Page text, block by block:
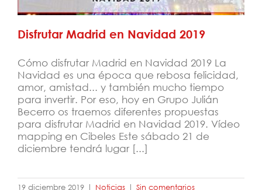
Disfrutar Madrid en Navidad 2019
Cómo disfrutar Madrid en Navidad 2019 La
Navidad es una época que rebosa felicidad,
amor, amistad... y también mucho tiempo
para invertir. Por eso, hoy en Grupo Julián
Becerro os traemos diferentes propuestas
para disfrutar Madrid en Navidad 2019. Vídeo
mapping en Cibeles Este sábado 21 de
diciembre tendrá lugar [...]
19 diciembre 2019 | Noticias | Sin comentarios